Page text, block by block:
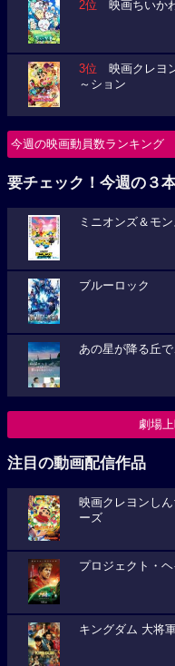
2位 映画ちいか
3位 映画クレヨ
～ション
今週の映画動員数ランキング
要チェック！今週の３
ミニオンズ＆モ
ブルーロック
あの星が降る丘で
劇場
注目の動画配信作品
映画クレヨンし
ーズ
プロジェクト・
キングダム 大将